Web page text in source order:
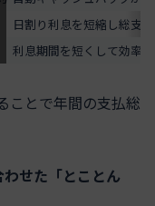
日割り利息を短縮し総支
利息期間を短くして効率化
ことで年間の支払総
せた「とことん